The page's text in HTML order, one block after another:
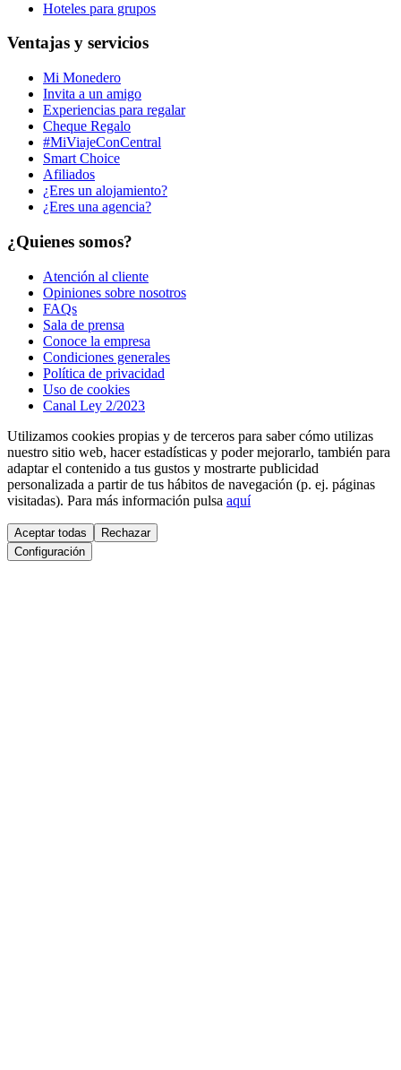
Hoteles para grupos
Ventajas y servicios
Mi Monedero
Invita a un amigo
Experiencias para regalar
Cheque Regalo
#MiViajeConCentral
Smart Choice
Afiliados
¿Eres un alojamiento?
¿Eres una agencia?
¿Quienes somos?
Atención al cliente
Opiniones sobre nosotros
FAQs
Sala de prensa
Conoce la empresa
Condiciones generales
Política de privacidad
Uso de cookies
Canal Ley 2/2023
Utilizamos cookies propias y de terceros para saber cómo utilizas
nuestro sitio web, hacer estadísticas y poder mejorarlo, también para
adaptar el contenido a tus gustos y mostrarte publicidad
personalizada a partir de tus hábitos de navegación (p. ej. páginas
visitadas). Para más información pulsa aquí
Aceptar todas
Rechazar
Configuración